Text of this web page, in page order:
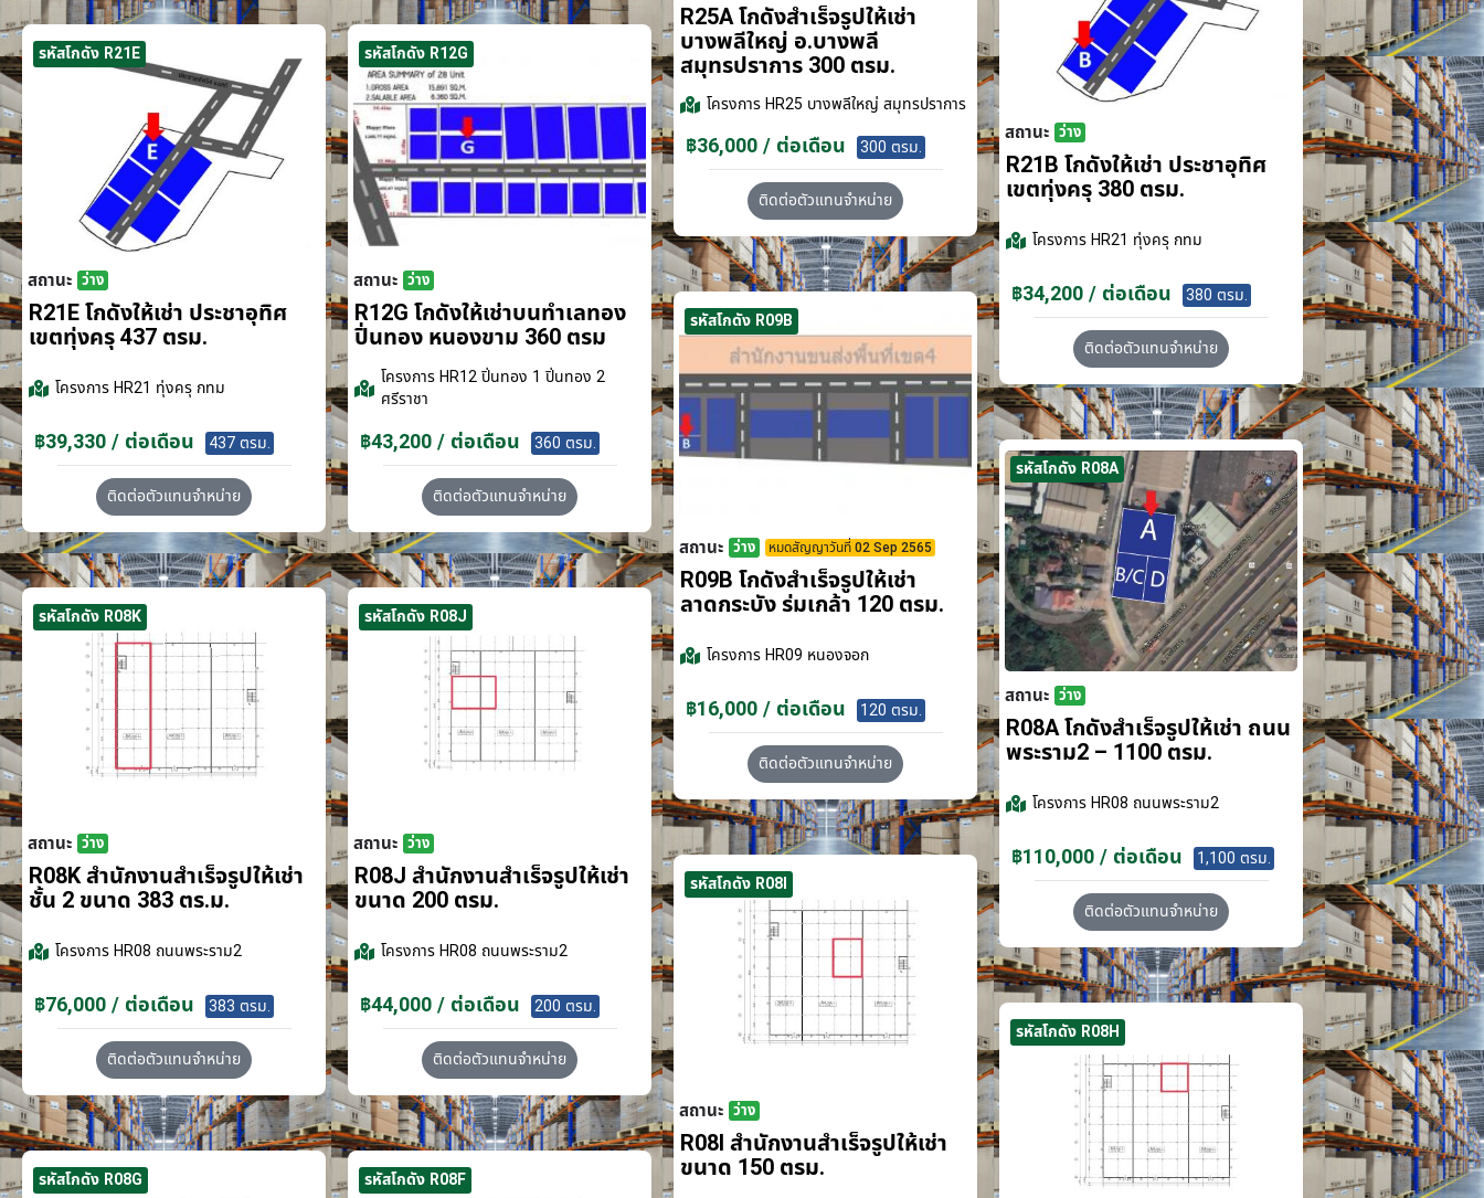
R25A โกดังสำเร็จรูปให้เช่า
บางพลีใหญ่ อ.บางพลี
สมุทรปราการ 300 ตรม.
โครงการHR25 บางพลีใหญ่ สมุทรปราการ
฿36,000 / ต่อเดือน 300 ตรม.
ติดต่อตัวแทนจำหน่าย
สถานะ ว่าง
R21B โกดังให้เช่า ประชาอุทิศ
เขตทุ่งครุ 380 ตรม.
โครงการHR21 ทุ่งครุ กทม
฿34,200 / ต่อเดือน 380 ตรม.
ติดต่อตัวแทนจำหน่าย
รหัสโกดัง R21E
สถานะ ว่าง
R21E โกดังให้เช่า ประชาอุทิศ
เขตทุ่งครุ 437 ตรม.
โครงการHR21 ทุ่งครุ กทม
฿39,330 / ต่อเดือน 437 ตรม.
ติดต่อตัวแทนจำหน่าย
รหัสโกดัง R12G
สถานะ ว่าง
R12G โกดังให้เช่าบนทำเลทอง
ปิ่นทอง หนองขาม 360 ตรม
โครงการHR12 ปิ่นทอง 1 ปิ่นทอง 2
ศรีราชา
฿43,200 / ต่อเดือน 360 ตรม.
ติดต่อตัวแทนจำหน่าย
รหัสโกดัง R09B
สถานะ ว่าง หมดสัญญาวันที่ 02 Sep 2565
R09B โกดังสำเร็จรูปให้เช่า
ลาดกระบัง​ ร่มเกล้า 120 ตรม.
โครงการHR09 หนองจอก
฿16,000 / ต่อเดือน 120 ตรม.
ติดต่อตัวแทนจำหน่าย
รหัสโกดัง R08A
สถานะ ว่าง
R08A โกดังสำเร็จรูปให้เช่า ถนน
พระราม2 – 1100 ตรม.
โครงการHR08 ถนนพระราม2
฿110,000 / ต่อเดือน 1,100 ตรม.
ติดต่อตัวแทนจำหน่าย
รหัสโกดัง R08K
สถานะ ว่าง
R08K สำนักงานสำเร็จรูปให้เช่า
ชั้น 2 ขนาด 383 ตร.ม.
โครงการHR08 ถนนพระราม2
฿76,000 / ต่อเดือน 383 ตรม.
ติดต่อตัวแทนจำหน่าย
รหัสโกดัง R08J
สถานะ ว่าง
R08J สำนักงานสำเร็จรูปให้เช่า
ขนาด 200 ตรม.
โครงการHR08 ถนนพระราม2
฿44,000 / ต่อเดือน 200 ตรม.
ติดต่อตัวแทนจำหน่าย
รหัสโกดัง R08I
สถานะ ว่าง
R08I สำนักงานสำเร็จรูปให้เช่า
ขนาด 150 ตรม.
รหัสโกดัง R08H
รหัสโกดัง R08G รหัสโกดัง R08F